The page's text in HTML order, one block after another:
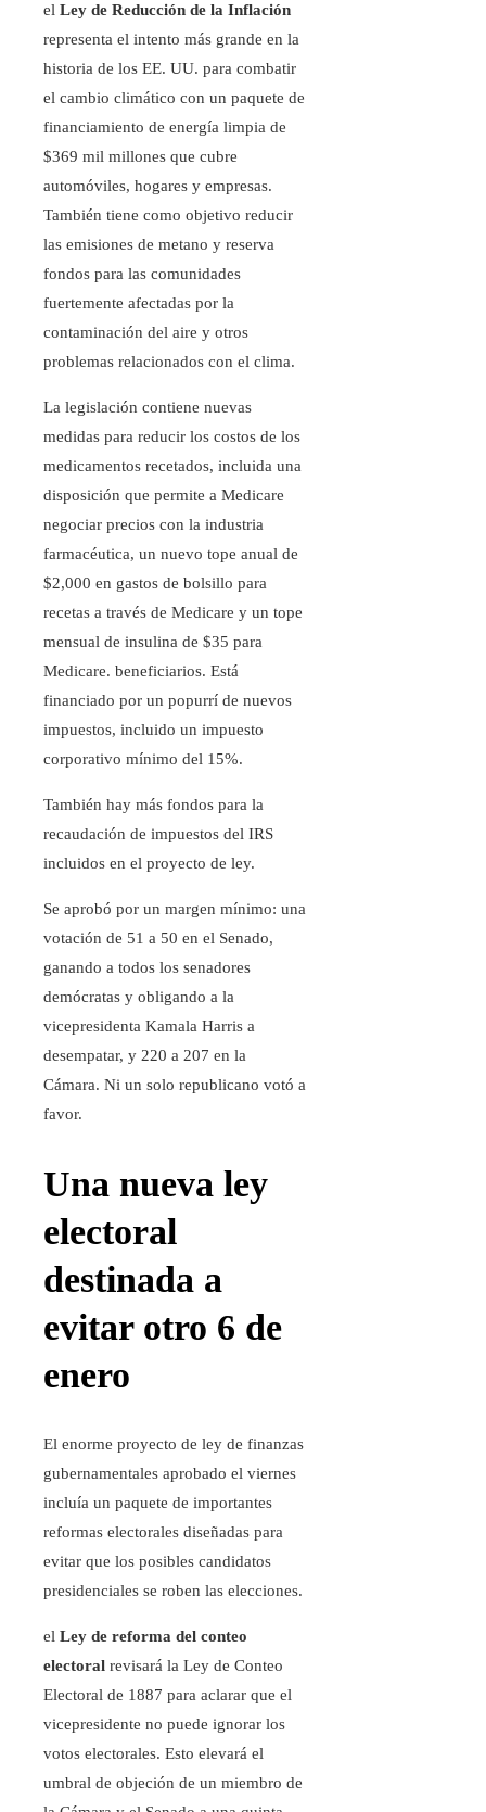
el Ley de Reducción de la Inflación
representa el intento más grande en la
historia de los EE. UU. para combatir
el cambio climático con un paquete de
financiamiento de energía limpia de
$369 mil millones que cubre
automóviles, hogares y empresas.
También tiene como objetivo reducir
las emisiones de metano y reserva
fondos para las comunidades
fuertemente afectadas por la
contaminación del aire y otros
problemas relacionados con el clima.
La legislación contiene nuevas
medidas para reducir los costos de los
medicamentos recetados, incluida una
disposición que permite a Medicare
negociar precios con la industria
farmacéutica, un nuevo tope anual de
$2,000 en gastos de bolsillo para
recetas a través de Medicare y un tope
mensual de insulina de $35 para
Medicare. beneficiarios. Está
financiado por un popurrí de nuevos
impuestos, incluido un impuesto
corporativo mínimo del 15%.
También hay más fondos para la
recaudación de impuestos del IRS
incluidos en el proyecto de ley.
Se aprobó por un margen mínimo: una
votación de 51 a 50 en el Senado,
ganando a todos los senadores
demócratas y obligando a la
vicepresidenta Kamala Harris a
desempatar, y 220 a 207 en la
Cámara. Ni un solo republicano votó a
favor.
Una nueva ley
electoral
destinada a
evitar otro 6 de
enero
El enorme proyecto de ley de finanzas
gubernamentales aprobado el viernes
incluía un paquete de importantes
reformas electorales diseñadas para
evitar que los posibles candidatos
presidenciales se roben las elecciones.
el Ley de reforma del conteo
electoral revisará la Ley de Conteo
Electoral de 1887 para aclarar que el
vicepresidente no puede ignorar los
votos electorales. Esto elevará el
umbral de objeción de un miembro de